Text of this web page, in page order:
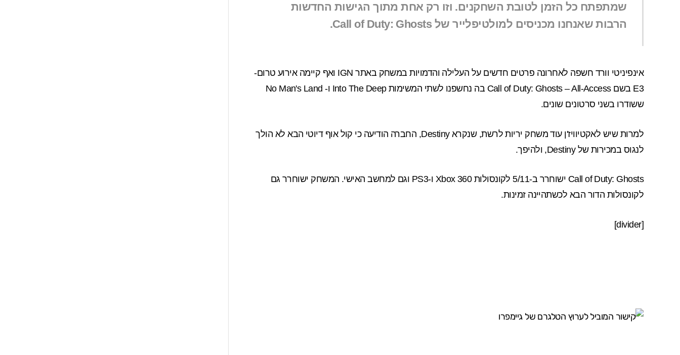
שמתפתח כל הזמן לטובת השחקנים. וזו רק אחת מתוך הגישות החדשות
הרבות שאנחנו מכניסים למולטיפלייר של Call of Duty: Ghosts.
אינפיניטי וורד חשפה לאחרונה פרטים חדשים על העלילה והדמויות במשחק באתר IGN ואף קיימה אירוע
טרום-
E3 בשם Call of Duty: Ghosts – All-Access בה נחשפנו ל שתי המשימות
Into The Deep ו- No Man's Land
ששודרו בשני סרטונים שונים.
למרות שיש לאקטיוויז'ן עוד משחק יריות לרשת, שנקראDestiny, החברה הודיעה כי קול אוף דיוטי הבא לא הולך
לנגוס במכירות של Destiny, ולהיפך.
Call of Duty: Ghosts
ישוחרר ב-5/11 לקונסולות Xbox 360 ו-PS3 וגם למחשב האישי. המשחק ישוחרר גם
לקונסולות הדור הבא לכשתהיינה זמינות.
[divider]